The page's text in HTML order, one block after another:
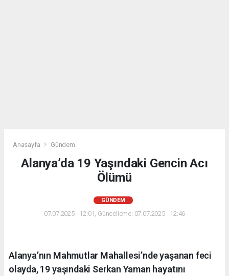
Anasayfa Gündem
Alanya’da 19 Yaşındaki Gencin Acı
Ölümü
GÜNDEM
07.07.2025 - 12:01, Güncelleme: 07.07.2025 - 12:46
Alanya’nın Mahmutlar Mahallesi’nde yaşanan feci
olayda, 19 yaşındaki Serkan Yaman hayatını